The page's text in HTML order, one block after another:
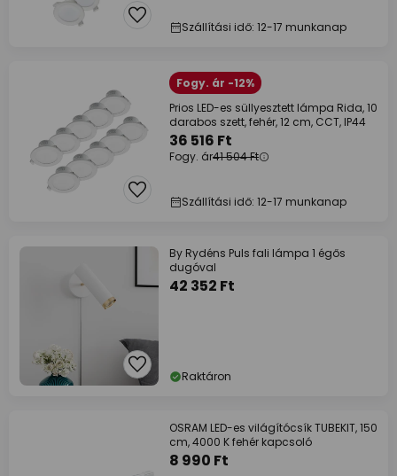
Szállítási idő: 12-17 munkanap
Fogy. ár -12%
Prios LED-es süllyesztett lámpa Rida, 10
darabos szett, fehér, 12 cm, CCT, IP44
36 516 Ft
Fogy. ár41 504 Ft
Szállítási idő: 12-17 munkanap
By Rydéns Puls fali lámpa 1 égős
dugóval
42 352 Ft
Raktáron
OSRAM LED-es világítócsík TUBEKIT, 150
cm, 4000 K fehér kapcsoló
8 990 Ft